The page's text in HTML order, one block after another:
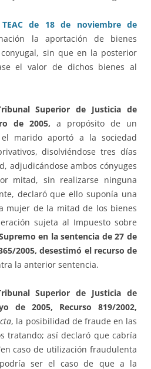
TEAC de 18 de noviembre de
la aportación de bienes
sin que en la posterior
el valor de dichos bienes al
Superior de Justicia de
de 2005, a propósito de un
marido aportó a la sociedad
disolviéndose tres días
adjudicándose ambos cónyuges
mitad, sin realizarse ninguna
declaró que ello suponía una
mujer de la mitad de los bienes
sujeta al Impuesto sobre
en la sentencia de 27 de
2005, desestimó el recurso de
la anterior sentencia.
Superior de Justicia de
de 2005, Recurso 819/2002,
, la posibilidad de fraude en las
tratando; así declaró que cabría
caso de utilización fraudulenta
ser el caso de que a la